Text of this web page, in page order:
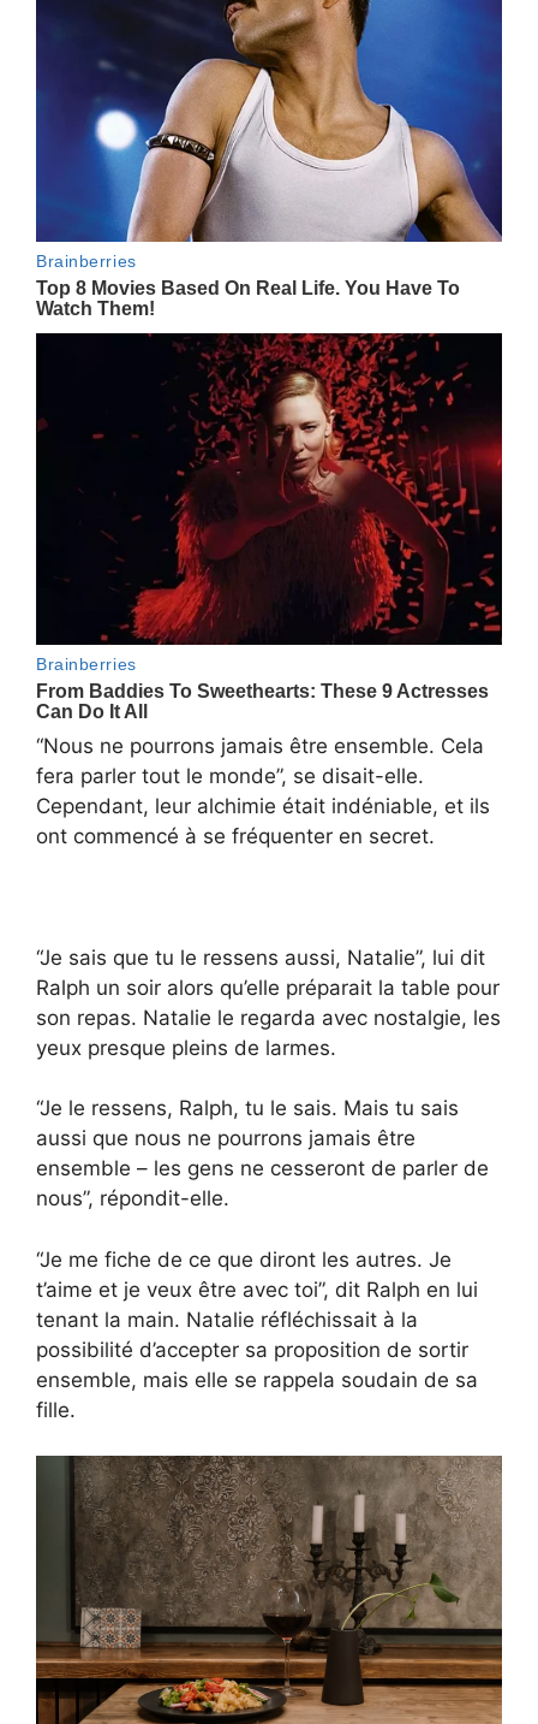
“Nous ne pourrons jamais être ensemble. Cela
fera parler tout le monde”, se disait-elle.
Cependant, leur alchimie était indéniable, et ils
ont commencé à se fréquenter en secret.
“Je sais que tu le ressens aussi, Natalie”, lui dit
Ralph un soir alors qu’elle préparait la table pour
son repas. Natalie le regarda avec nostalgie, les
yeux presque pleins de larmes.
“Je le ressens, Ralph, tu le sais. Mais tu sais
aussi que nous ne pourrons jamais être
ensemble – les gens ne cesseront de parler de
nous”, répondit-elle.
“Je me fiche de ce que diront les autres. Je
t’aime et je veux être avec toi”, dit Ralph en lui
tenant la main. Natalie réfléchissait à la
possibilité d’accepter sa proposition de sortir
ensemble, mais elle se rappela soudain de sa
fille.